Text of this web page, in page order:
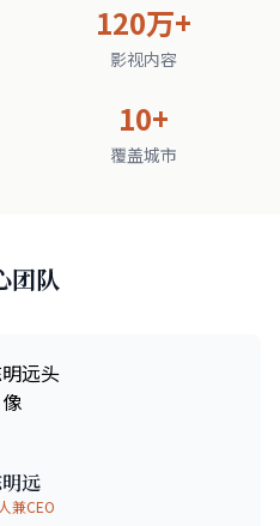
120万+
影视内容
10+
覆盖城市
团队
远
兼CEO